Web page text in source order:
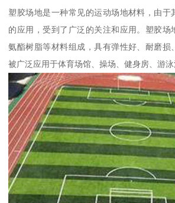
塑胶场地是一种常见的运动场地材料，由于
的应用，受到了广泛的关注和应用。塑胶场
氨酯树脂等材料组成，具有弹性好、耐磨损
被广泛应用于体育场馆、操场、健身房、游泳